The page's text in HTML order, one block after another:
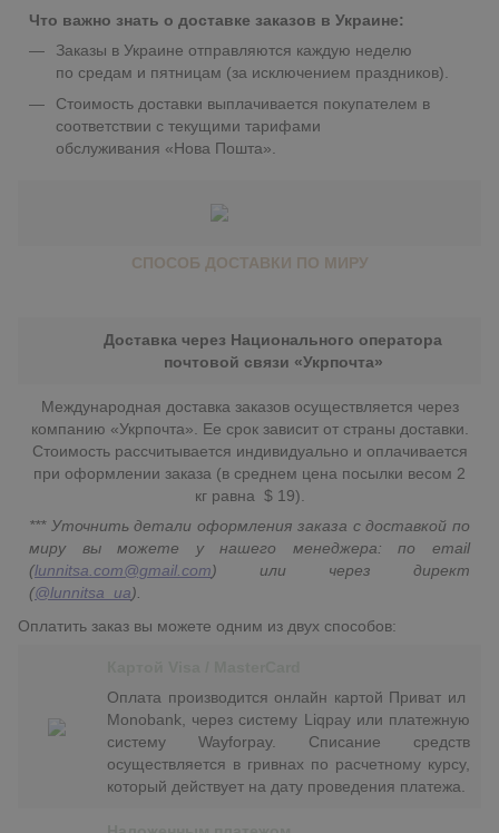
Что важно знать о доставке заказов в Украине:
Заказы в Украине отправляются каждую неделю
по средам и пятницам (за исключением праздников).
Стоимость доставки выплачивается покупателем в
соответствии с текущими тарифами
обслуживания «Нова Пошта».
СПОСОБ ДОСТАВКИ ПО МИРУ
Доставка через Национального оператора
почтовой связи «Укрпочта»
Международная доставка заказов осуществляется через
компанию «Укрпочта». Ее срок зависит от страны доставки.
Стоимость рассчитывается индивидуально и оплачивается
при оформлении заказа (в среднем цена посылки весом 2
кг равна $ 19).
*** Уточнить детали оформления заказа с доставкой по
миру вы можете у нашего менеджера: по email
(lunnitsa.com@gmail.com) или через директ
(@lunnitsa_ua).
Оплатить заказ вы можете одним из двух способов:
Оплата производится онлайн картой Приват ил
Monobank, через систему Liqpay или платежную
систему Wayforpay. Списание средств
осуществляется в гривнах по расчетному курсу,
который действует на дату проведения платежа.